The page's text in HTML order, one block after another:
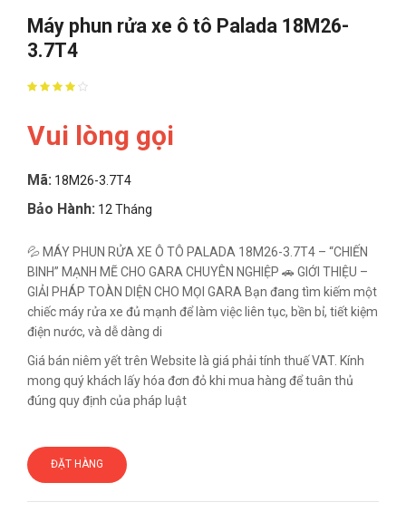
Máy phun rửa xe ô tô Palada 18M26-
3.7T4
Vui lòng gọi
Mã: 18M26-3.7T4
Bảo Hành: 12 Tháng
💦 MÁY PHUN RỬA XE Ô TÔ PALADA 18M26-3.7T4 – “CHIẾN
BINH” MẠNH MẼ CHO GARA CHUYÊN NGHIỆP 🚗 GIỚI THIỆU –
GIẢI PHÁP TOÀN DIỆN CHO MỌI GARA Bạn đang tìm kiếm một
chiếc máy rửa xe đủ mạnh để làm việc liên tục, bền bỉ, tiết kiệm
điện nước, và dễ dàng di
Giá bán niêm yết trên Website là giá phải tính thuế VAT. Kính
mong quý khách lấy hóa đơn đỏ khi mua hàng để tuân thủ
đúng quy định của pháp luật
ĐẶT HÀNG